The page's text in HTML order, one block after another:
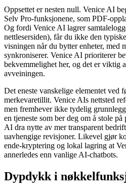
Oppsettet er nesten null. Venice AI
Selv Pro-funksjonene, som PDF-
Og fordi Venice AI lagrer
nettlesersiden), får du ikke den
visningen når du bytter enheter, med
synkroniserer. Venice AI prioriterer
bekvemmelighet her, og det er viktig
avveiningen.
Det eneste vanskelige elementet ved
merkevaretillit. Venice AIs nettsted
men fremhever ikke tydelig
en tjeneste som ber deg om å stole
AI dra nytte av mer transparent
uavhengige revisjoner. Likevel gjør
ende-kryptering og lokal lagring at
annerledes enn vanlige AI-chatbots.
Dypdykk i